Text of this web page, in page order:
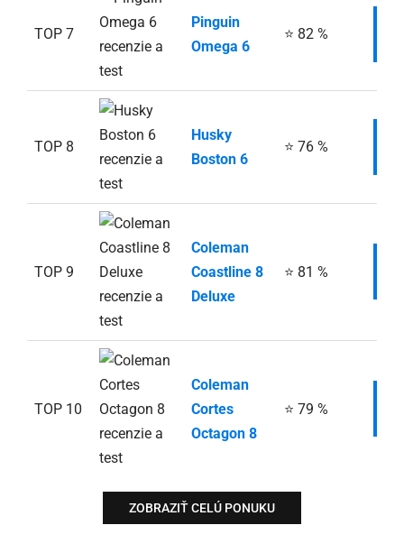
TOP 7
Pinguin
Omega 6
⭐ 82 %
TOP 8
Husky
Boston 6
⭐ 76 %
TOP 9
Coleman
Coastline 8
Deluxe
⭐ 81 %
TOP 10
Coleman
Cortes
Octagon 8
⭐ 79 %
ZOBRAZIŤ CELÚ PONUKU